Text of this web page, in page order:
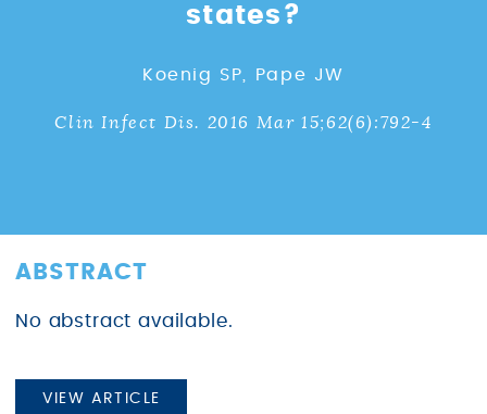
states?
Koenig SP, Pape JW
Clin Infect Dis. 2016 Mar 15;62(6):792-4
ABSTRACT
No abstract available.
VIEW ARTICLE